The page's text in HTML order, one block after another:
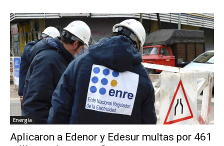
Energía
Aplicaron a Edenor y Edesur multas por 461